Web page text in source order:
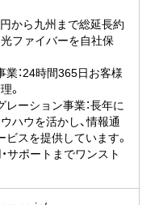
から九州まで総延長約
ファイバーを自社保
：24時間365日お客様
。
ーション事業：長年に
ハウを活かし、情報通
スを提供しています。
サポートまでワンスト